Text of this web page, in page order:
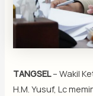
TANGSEL– Wakil
H.M. Yusuf, Lc